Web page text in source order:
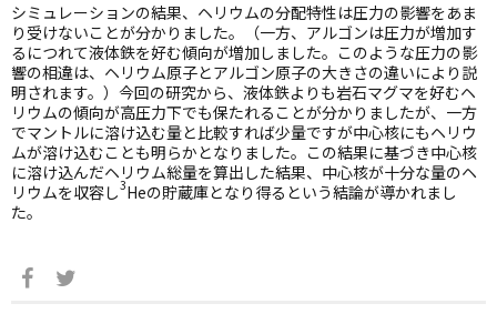
シミュレーションの結果、ヘリウムの分配特性は圧力の影響をあま
り受けないことが分かりました。（一方、アルゴンは圧力が増加す
るにつれて液体鉄を好む傾向が増加しました。このような圧力の影
響の相違は、ヘリウム原子とアルゴン原子の大きさの違いにより説
明されます。）今回の研究から、液体鉄よりも岩石マグマを好むヘ
リウムの傾向が高圧力下でも保たれることが分かりましたが、一方
でマントルに溶け込む量と比較すれば少量ですが中心核にもヘリウ
ムが溶け込むことも明らかとなりました。この結果に基づき中心核
に溶け込んだヘリウム総量を算出した結果、中心核が十分な量のヘ
リウムを収容し3Heの貯蔵庫となり得るという結論が導かれまし
た。